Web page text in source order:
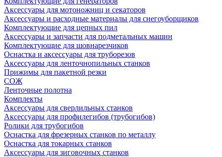
Аксессуары для мотоножниц и секаторов
Аксессуары и расходные материалы для снегоуборщиков
Комплектующие для цепных пил
Аксессуары и запчасти для подметальных машин
Комплектующие для шовнарезчиков
Оснастка и аксессуары для труборезов
Аксессуары для ленточнопильных станков
Прижимы для пакетной резки
СОЖ
Ленточные полотна
Комплекты
Аксессуары для сверлильных станков
Аксессуары для профилегибов (трубогибов)
Ролики для трубогибов
Оснастка для фрезерных станков по металлу
Оснастка для токарных станков
Аксессуары для зиговочных станков